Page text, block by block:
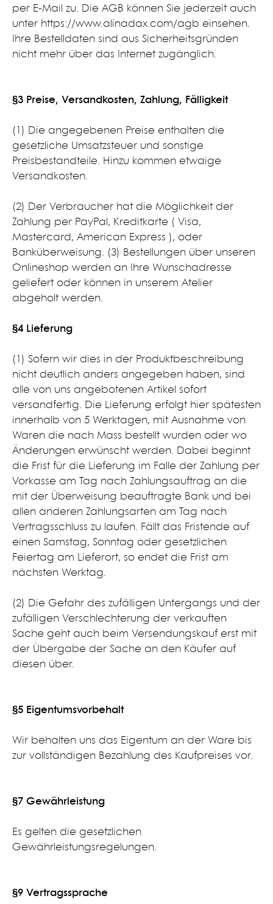
per E-Mail zu. Die AGB können Sie jederzeit auch
unter https://www.alinadax.com/agb einsehen.
Ihre Bestelldaten sind aus Sicherheitsgründen
nicht mehr über das Internet zugänglich.
§3 Preise, Versandkosten, Zahlung, Fälligkeit​
(1) Die angegebenen Preise enthalten die
gesetzliche Umsatzsteuer und sonstige
Preisbestandteile. Hinzu kommen etwaige
Versandkosten.
(2) Der Verbraucher hat die Möglichkeit der
Zahlung per PayPal, Kreditkarte ( Visa,
Mastercard, American Express ), oder
Banküberweisung. (3) Bestellungen über unseren
Onlineshop werden an Ihre Wunschadresse
geliefert oder können in unserem Atelier
abgeholt werden.
§4 Lieferung​
(1) Sofern wir dies in der Produktbeschreibung
nicht deutlich anders angegeben haben, sind
alle von uns angebotenen Artikel sofort
versandfertig. Die Lieferung erfolgt hier spätesten
innerhalb von 5 Werktagen, mit Ausnahme von
Waren die nach Mass bestellt wurden oder wo
Änderungen erwünscht werden. Dabei beginnt
die Frist für die Lieferung im Falle der Zahlung per
Vorkasse am Tag nach Zahlungsauftrag an die
mit der Überweisung beauftragte Bank und bei
allen anderen Zahlungsarten am Tag nach
Vertragsschluss zu laufen. Fällt das Fristende auf
einen Samstag, Sonntag oder gesetzlichen
Feiertag am Lieferort, so endet die Frist am
nächsten Werktag.
(2) Die Gefahr des zufälligen Untergangs und der
zufälligen Verschlechterung der verkauften
Sache geht auch beim Versendungskauf erst mit
der Übergabe der Sache an den Käufer auf
diesen über.
§5 Eigentumsvorbehalt​
Wir behalten uns das Eigentum an der Ware bis
zur vollständigen Bezahlung des Kaufpreises vor.
§7 Gewährleistung​
Es gelten die gesetzlichen
Gewährleistungsregelungen.
§9 Vertragssprache​